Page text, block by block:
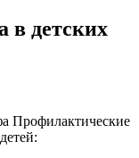
в детских
Профилактические